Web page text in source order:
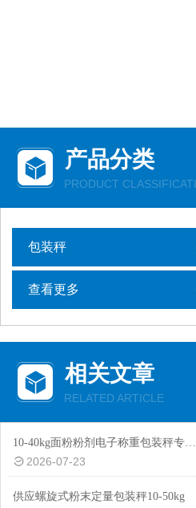
产品分类
PRODUCT
包装秤
查看更多
相关文章
RELATED ARTICLE
10-40kg面粉粉剂电子称重包装秤专用设备
2026-07-23
供应螺旋式粉末定量包装秤10-50kg